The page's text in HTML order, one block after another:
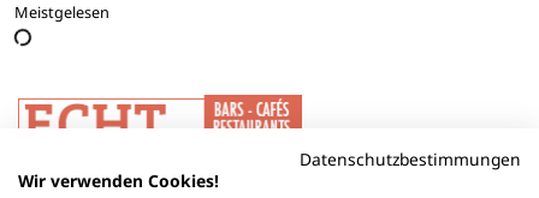
Meistgelesen
Datenschutzbestimmungen
Wir verwenden Cookies!